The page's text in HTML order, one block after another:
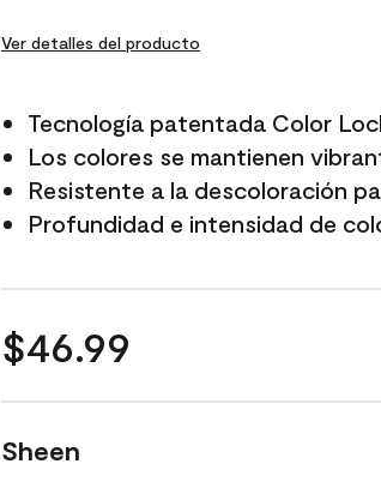
Ver detalles del producto
Tecnología patentada Color
Los colores se mantienen
Resistente a la descoloración
Profundidad e intensidad de
$46.99
Sheen